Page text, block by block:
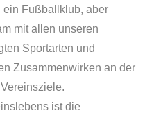
ein Fußballklub, aber
mit allen unseren
Sportarten und
Zusammenwirken an der
ist die